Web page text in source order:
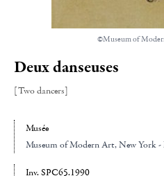
©Museum of
Deux danseuses
[Two dancers]
Musée
Museum of Modern Art, New York
Inv. SPC65.1990